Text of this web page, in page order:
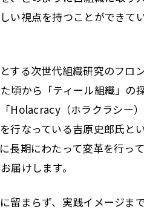
い視点を持つことができて
する次世代組織研究のフロ
頃から「ティール組織」の
Holacracy（ホラクラシー
行なっている吉原史郎氏と
長期にわたって変革を行っ
届けします。
留まらず、実践イメージま